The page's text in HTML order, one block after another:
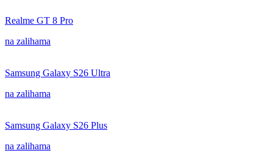
Realme GT 8 Pro
na zalihama
Samsung Galaxy S26 Ultra
na zalihama
Samsung Galaxy S26 Plus
na zalihama